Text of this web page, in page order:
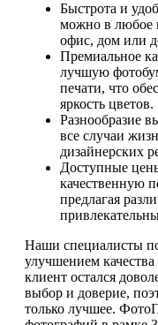
Быстрота и
можно в любое
офис, дом или
Премиальное
лучшую
печати, что
яркость цветов.
Разнообразие
все случаи
дизайнерских
Доступные
качественную
предлагая
Наши специалисты
улучшением
клиент остался
выбор и доверие,
только лучшее.